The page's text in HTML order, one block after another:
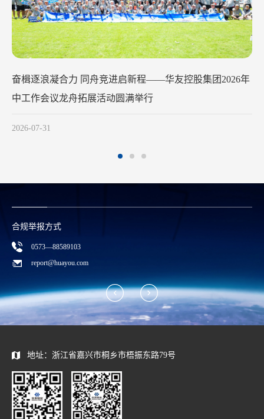
华友钴业2026年中工作会议在苏州召开
合规举报方式
0573—88589103
report@huayou.com
地址：浙江省嘉兴市桐乡市梧振东路79号